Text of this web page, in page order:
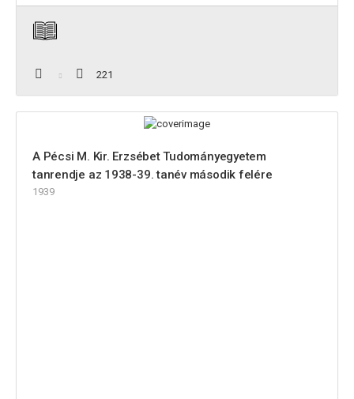
221
A Pécsi M. Kir. Erzsébet Tudományegyetem
tanrendje az 1938-39. tanév második felére
1939